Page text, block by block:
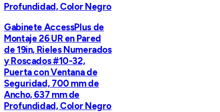
Profundidad, Color Negro
Gabinete AccessPlus de
Montaje 26 UR en Pared
de 19in, Rieles Numerados
y Roscados #10-32,
Puerta con Ventana de
Seguridad, 700 mm de
Ancho, 637 mm de
Profundidad, Color Negro